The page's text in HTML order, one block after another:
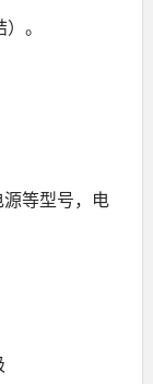
。
等型号，电